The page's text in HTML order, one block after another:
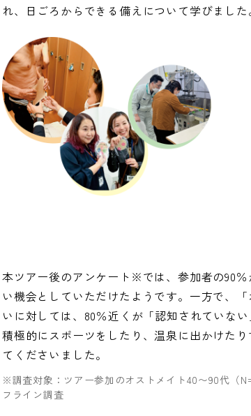
れ、日ごろからできる備えについて学びました
本ツアー後のアンケート※では、参加者の90
い機会としていただけたようです。一方で、
いに対しては、80％近くが「認知されていな
積極的にスポーツをしたり、温泉に出かけた
てくださいました。
※調査対象：ツアー参加のオストメイト40〜90代（
フライン調査